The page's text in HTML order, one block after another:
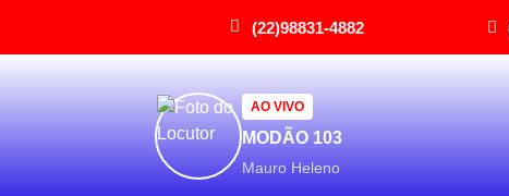
(22)98831-4882
AO VIVO
MODÃO 103
Mauro Heleno